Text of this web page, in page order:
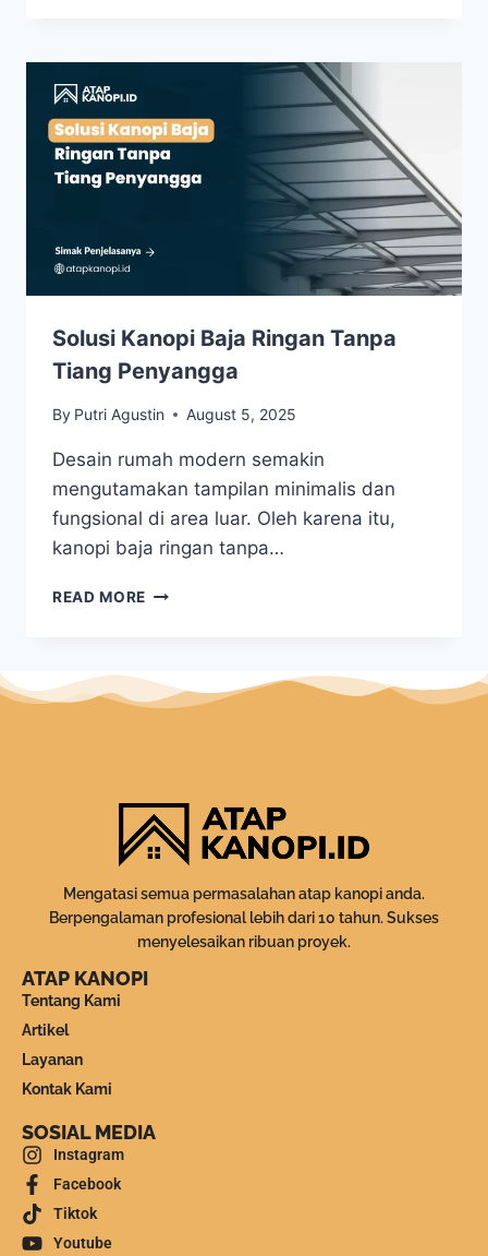
Solusi Kanopi Baja Ringan Tanpa
Tiang Penyangga
By Putri Agustin August 5, 2025
Desain rumah modern semakin
mengutamakan tampilan minimalis dan
fungsional di area luar. Oleh karena itu,
kanopi baja ringan tanpa…
READ MORE
Mengatasi semua permasalahan atap kanopi anda.
Berpengalaman profesional lebih dari 10 tahun. Sukses
menyelesaikan ribuan proyek.
ATAP KANOPI
Tentang Kami
Artikel
Layanan
Kontak Kami
SOSIAL MEDIA
Instagram
Facebook
Tiktok
Youtube